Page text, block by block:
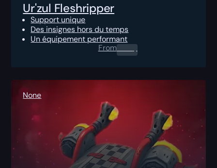
Ur'zul Fleshripper
Support unique
Des insignes hors du temps
Un équipement performant
From0.00 $
None